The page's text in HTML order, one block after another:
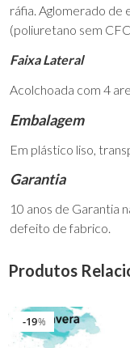
ráfia. Aglomerado de
(poliuretano sem
Faixa Lateral
Acolchoada com 4
Embalagem
Em plástico liso,
Garantia
10 anos de Garantia
defeito de fabrico.
Produtos
%
19